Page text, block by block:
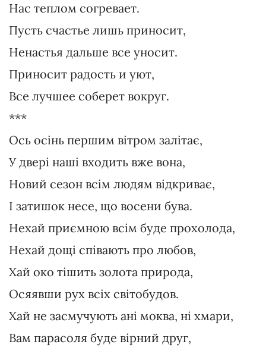
Нас теплом согревает.
Пусть счастье лишь приносит,
Ненастья дальше все уносит.
Приносит радость и уют,
Все лучшее соберет вокруг.
***
Ось осінь першим вітром залітає,
У двері наші входить вже вона,
Новий сезон всім людям відкриває,
І затишок несе, що восени бува.
Нехай приємною всім буде прохолода,
Нехай дощі співають про любов,
Хай око тішить золота природа,
Осяявши рух всіх світобудов.
Хай не засмучують ані моква, ні хмари,
Вам парасоля буде вірний друг,